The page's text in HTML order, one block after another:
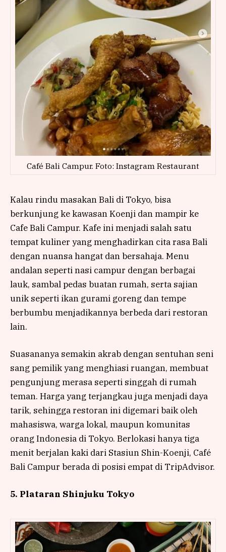
Café Bali Campur. Foto: Instagram Restaurant
Kalau rindu masakan Bali di Tokyo, bisa
berkunjung ke kawasan Koenji dan mampir ke
Cafe Bali Campur. Kafe ini menjadi salah satu
tempat kuliner yang menghadirkan cita rasa Bali
dengan nuansa hangat dan bersahaja. Menu
andalan seperti nasi campur dengan berbagai
lauk, sambal pedas buatan rumah, serta sajian
unik seperti ikan gurami goreng dan tempe
berbumbu menjadikannya berbeda dari restoran
lain.
Suasananya semakin akrab dengan sentuhan seni
sang pemilik yang menghiasi ruangan, membuat
pengunjung merasa seperti singgah di rumah
teman. Harga yang terjangkau juga menjadi daya
tarik, sehingga restoran ini digemari baik oleh
mahasiswa, warga lokal, maupun komunitas
orang Indonesia di Tokyo. Berlokasi hanya tiga
menit berjalan kaki dari Stasiun Shin-Koenji, Café
Bali Campur berada di posisi empat di TripAdvisor.
5. Plataran Shinjuku Tokyo